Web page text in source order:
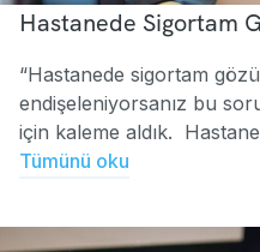
Hastanede Sigortam
“Hastanede sigortam
endişeleniyorsanız bu
için kaleme aldık.
Tümünü oku